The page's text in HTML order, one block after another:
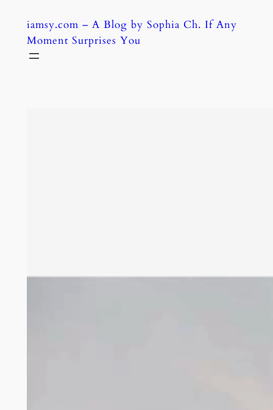
content
iamsy.com – A Blog by Sophia Ch. If Any
Moment Surprises You